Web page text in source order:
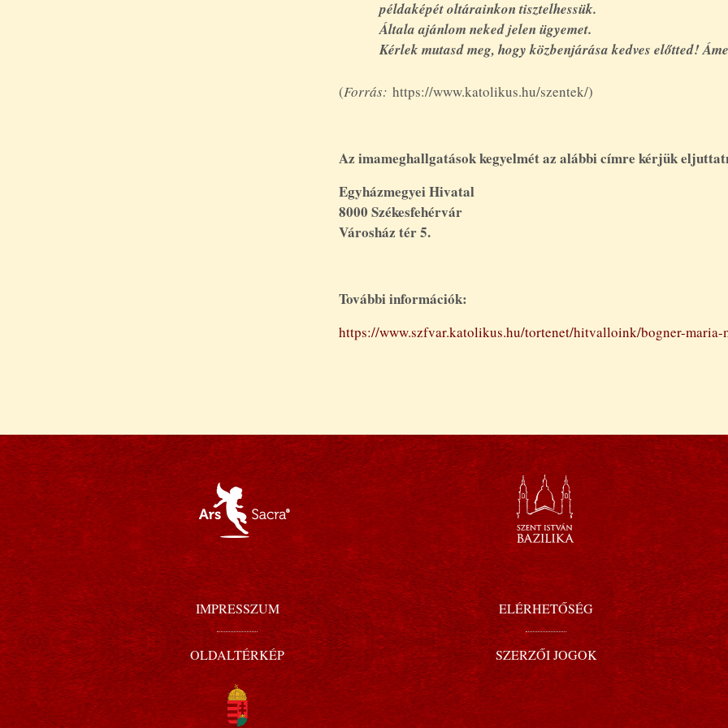
példaképét oltárainkon tisztelhessük.
Általa ajánlom neked jelen ügyemet.
Kérlek mutasd meg, hogy közbenjárása kedves előtted!
(Forrás: https://www.katolikus.hu/szentek/)
Az imameghallgatások kegyelmét az alábbi címre kérjük
Egyházmegyei Hivatal
8000 Székesfehérvár
Városház tér 5.
További információk:
https://www.szfvar.katolikus.hu/tortenet/hitvalloink/bogner-maria-
IMPRESSZUM ELÉRHETŐSÉG
OLDALTÉRKÉP SZERZŐI JOGOK